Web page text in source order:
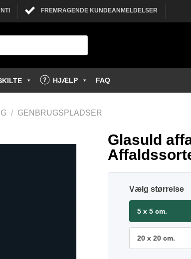
FREMRAGENDE KUNDEANMELDELSER
HJÆLP FAQ
/ GENBRUGSPLADSER
Glasuld
størrelse
5 x 5 cm.
20 x 20 cm.